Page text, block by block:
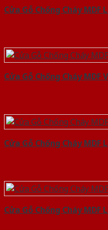
Cửa Gỗ Chống Cháy MDF
Cửa Gỗ Chống Cháy MDF
Cửa Gỗ Chống Cháy
Cửa Gỗ Chống Cháy MDF